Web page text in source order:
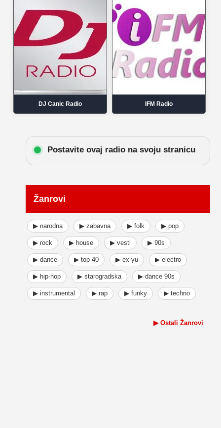
DJ Canic Radio IFM Radio
Postavite ovaj radio na svoju stranicu
Žanrovi
▶ narodna ▶ zabavna ▶ folk ▶ pop
▶ rock ▶ house ▶ vesti ▶ 90s
▶ dance ▶ top 40 ▶ ex-yu ▶ electro
▶ hip-hop ▶ starogradska ▶ dance 90s
▶ instrumental ▶ rap ▶ funky ▶ techno
▶ Ostali Žanrovi